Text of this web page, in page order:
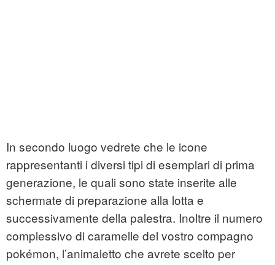
In secondo luogo vedrete che le icone
rappresentanti i diversi tipi di esemplari di prima
generazione, le quali sono state inserite alle
schermate di preparazione alla lotta e
successivamente della palestra. Inoltre il numero
complessivo di caramelle del vostro compagno
pokémon, l’animaletto che avrete scelto per